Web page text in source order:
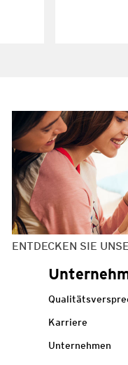
ENTDECKEN SIE
Karriere
Unternehmen